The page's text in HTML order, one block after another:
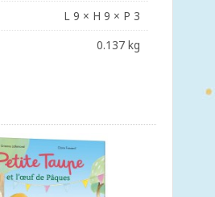
L 9 × H 9 × P 3
0.137 kg